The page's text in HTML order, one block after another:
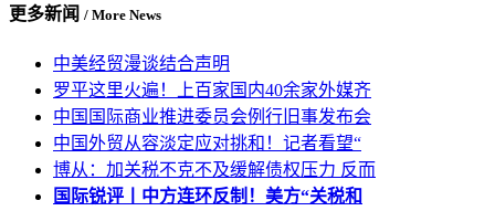
更多新闻 / More News
中美经贸漫谈结合声明
罗平这里火遍！上百家国内40余家外媒齐
中国国际商业推进委员会例行旧事发布会
中国外贸从容淡定应对挑和！记者看望“
博从：加关税不克不及缓解债权压力 反而
国际锐评丨中方连环反制！美方“关税和